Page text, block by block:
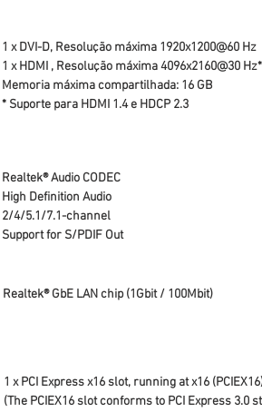
1 x DVI-D, Resolução máxima 1920x1200@60 Hz
1 x HDMI , Resolução máxima 4096x2160@30 Hz*
Memoria máxima compartilhada: 16 GB
* Suporte para HDMI 1.4 e HDCP 2.3
Realtek® Audio CODEC
High Definition Audio
2/4/5.1/7.1-channel
Support for S/PDIF Out
Realtek® GbE LAN chip (1Gbit / 100Mbit)
1 x PCI Express x16 slot, running at x16
(The PCIEX16 slot conforms to PCI Express 3.0